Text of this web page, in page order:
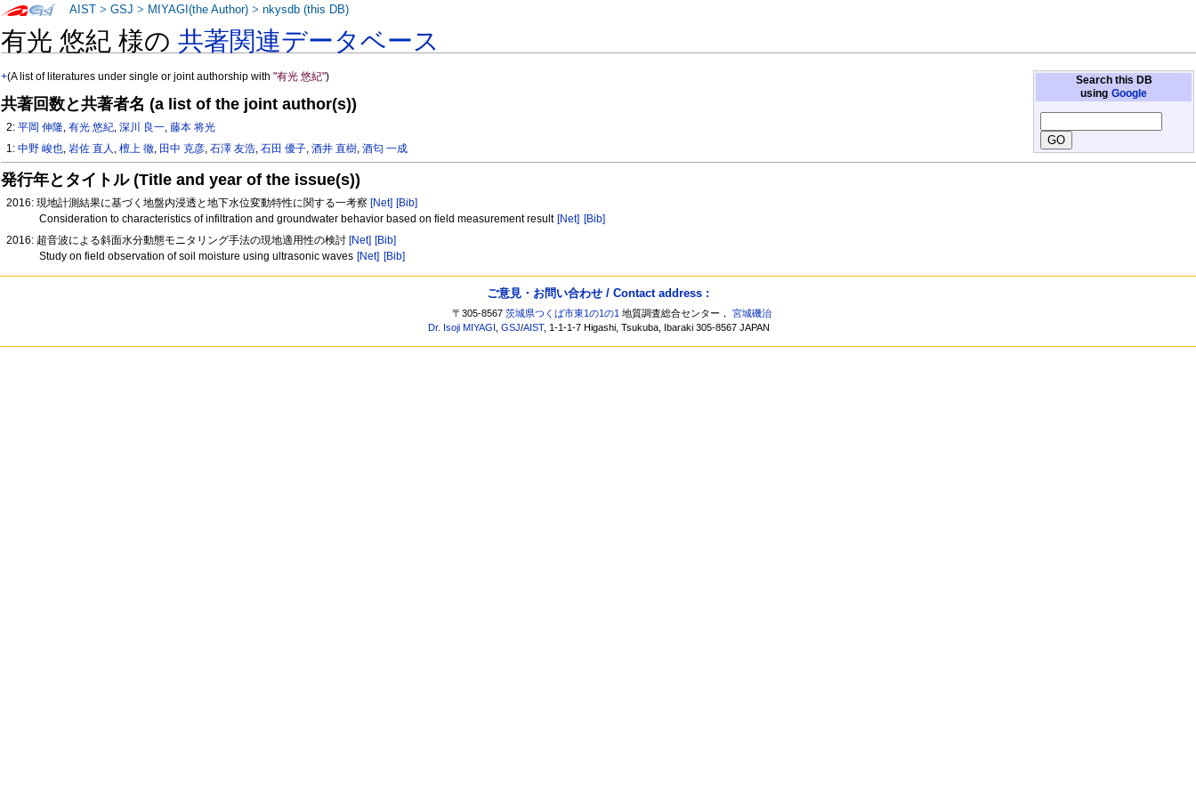
有光 悠紀 様の共著関連データベース
Search this DB
using Google
+(A list of literatures under single or joint authorship with"有光 悠紀")
共著回数と共著者名 (a list of the joint author(s))
2:平岡 伸隆,有光 悠紀,深川 良一,藤本 将光
1:中野 峻也,岩佐 直人 ,檀上 徹, 田中 克彦,石澤 友浩,石田 優子,酒井 直樹,酒匂 一成
発行年とタイトル (Title and year of the issue(s))
2016: 現地計測結果に基づく地盤内浸透と地下水位変動特性に関する一考察 [Net] [Bib]
Consideration to characteristics of infiltration and groundwater behavior based on field measurement result [Net] [Bib]
2016: 超音波による斜面水分動態モニタリング手法の現地適用性の検討 [Net] [Bib]
Study on field observation of soil moisture using ultrasonic waves [Net] [Bib]
AIST >GSJ > MIYAGI(the Author) >nkysdb (this DB)
ご意見・お問い合わせ / Contact address :
〒305-8567茨城県つくば市東1の1の1 地質調査総合センター，宮城磯治
Dr. Isoji MIYAGI ,GSJ/AIST, 1-1-1-7 Higashi, Tsukuba, Ibaraki 305-8567 JAPAN